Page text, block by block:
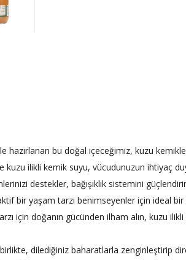
hazırlanan bu doğal içeceğimiz, kuzu
kuzu ilikli kemik suyu, vücudunuzun ihtiyaç
destekler, bağışıklık sistemini
bir yaşam tarzı benimseyenler için ideal bir
için doğanın gücünden ilham alın, kuzu
dilediğiniz baharatlarla zenginleştirip